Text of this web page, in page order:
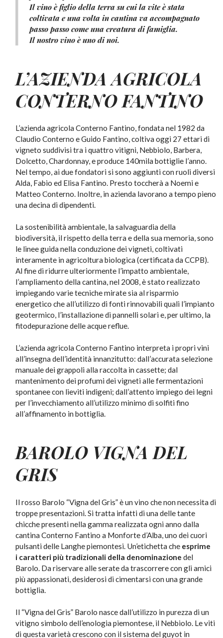
Il vino è figlio della terra su cui la vite è stata
coltivata e una volta in cantina va accompagnato
passo passo come una creatura di famiglia.
Il nostro vino è uno di noi.
L’AZIENDA AGRICOLA
CONTERNO FANTINO
L’azienda agricola Conterno Fantino, fondata nel 1982 da
Claudio Conterno e Guido Fantino, coltiva oggi 27 ettari di
vigneto suddivisi tra i quattro vitigni, Nebbiolo, Barbera,
Dolcetto, Chardonnay, e produce 140mila bottiglie l’anno.
Nel tempo, ai due fondatori si sono aggiunti con ruoli diversi
Alda, Fabio ed Elisa Fantino. Presto toccherà a Noemi e
Matteo Conterno. Inoltre, in azienda lavorano a tempo pieno
una decina di dipendenti.
La sostenibilità ambientale, la salvaguardia della
biodiversità, il rispetto della terra e della sua memoria, sono
le linee guida nella conduzione dei vigneti, coltivati
interamente in agricoltura biologica (certificata da CCPB).
Al fine di ridurre ulteriormente l’impatto ambientale,
l’ampliamento della cantina, nel 2008, è stato realizzato
impiegando varie tecniche mirate sia al risparmio
energetico che all’utilizzo di fonti rinnovabili quali l’impianto
geotermico, l’installazione di pannelli solari e, per ultimo, la
fitodepurazione delle acque reflue.
L’azienda agricola Conterno Fantino interpreta i propri vini
all’insegna dell’identità innanzitutto: dall’accurata selezione
manuale dei grappoli alla raccolta in cassette; dal
mantenimento dei profumi dei vigneti alle fermentazioni
spontanee con lieviti indigeni; dall’attento impiego dei legni
per l’invecchiamento all’utilizzo minimo di solfiti fino
all’affinamento in bottiglia.
BAROLO VIGNA DEL
GRIS
Il rosso Barolo “Vigna del Gris” è un vino che non necessita di
troppe presentazioni. Si tratta infatti di una delle tante
chicche presenti nella gamma realizzata ogni anno dalla
cantina Conterno Fantino a Monforte d’Alba, uno dei cuori
pulsanti delle Langhe piemontesi. Un’etichetta che esprime
i caratteri più tradizionali della denominazione del
Barolo. Da riservare alle serate da trascorrere con gli amici
più appassionati, desiderosi di cimentarsi con una grande
bottiglia.
Il “Vigna del Gris” Barolo nasce dall’utilizzo in purezza di un
vitigno simbolo dell’enologia piemontese, il Nebbiolo. Le viti
di questa varietà crescono con il sistema del guyot in